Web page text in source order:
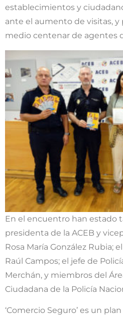
establecimientos y
ante el aumento de visitas, y
medio centenar de agentes
En el encuentro han estado
presidenta de la ACEB y
Rosa María González Rubia;
Raúl Campos; el jefe de
Merchán, y miembros del
Ciudadana de la Policía
‘Comercio Seguro’ es un